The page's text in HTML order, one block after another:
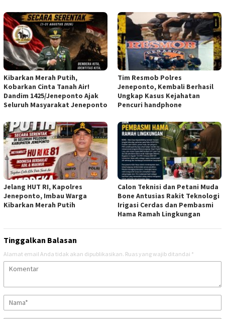
Kibarkan Merah Putih,
Kobarkan Cinta Tanah Air!
Dandim 1425/Jeneponto Ajak
Seluruh Masyarakat Jeneponto
Tim Resmob Polres
Jeneponto, Kembali Berhasil
Ungkap Kasus Kejahatan
Pencuri handphone
Jelang HUT RI, Kapolres
Jeneponto, Imbau Warga
Kibarkan Merah Putih
Calon Teknisi dan Petani Muda
Bone Antusias Rakit Teknologi
Irigasi Cerdas dan Pembasmi
Hama Ramah Lingkungan
Tinggalkan Balasan
Alamat email Anda tidak akan dipublikasikan. Ruas yang wajib ditandai *